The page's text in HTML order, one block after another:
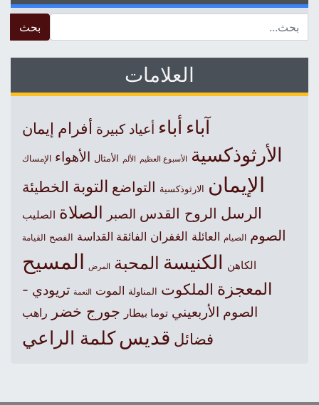
العلامات
آباءأباء أعياد كبيرة أفرام إيمان
الأرثوذكسية الأسبوع العظيم الألم الأمثال الأهواء الإمساك
الإيمان الارثوذكسية التواضع التوبة الخطيئة
الرسل الروح القدس الصبر الصلاة الصليب
الصوم الصيام العائلة الغفران الفائقة القداسة الفصح القيامة
الكاهن الكنيسةالمحبة المرض المسيح
المعجزة الملكوت المناولة الموت النعمة تريودي -
الصوم الأربعيني توما بيطار جورج خضر راهب
فضائل قديس كلمة الراعي